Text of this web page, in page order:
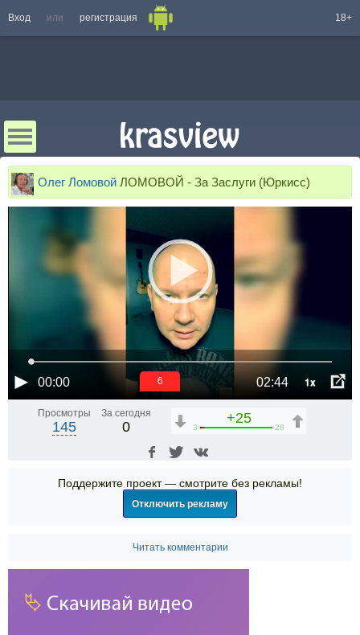
Вход или регистрация 18+
Олег Ломовой ЛОМОВОЙ - За Заслуги (Юркисс)
00:00 02:44 1x
6
Просмотры
145
За сегодня
0
+25
3 28
Поддержите проект — смотрите без рекламы!
Отключить рекламу
Читать комментарии